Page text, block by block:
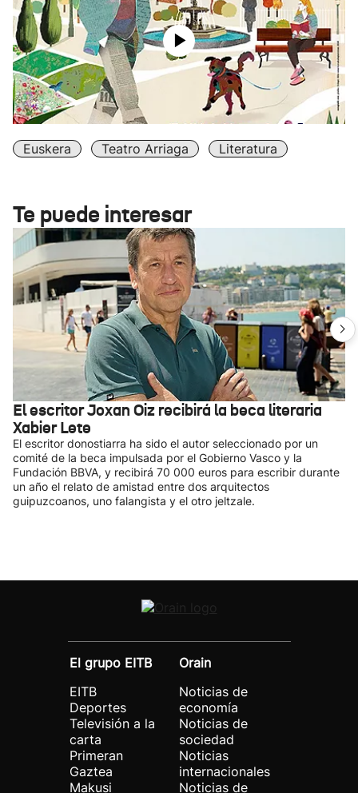
Euskera Teatro Arriaga Literatura
Te puede interesar
El escritor Joxan Oiz recibirá la beca literaria
Xabier Lete
El escritor donostiarra ha sido el autor seleccionado por un
comité de la beca impulsada por el Gobierno Vasco y la
Fundación BBVA, y recibirá 70 000 euros para escribir durante
un año el relato de amistad entre dos arquitectos
guipuzcoanos, uno falangista y el otro jeltzale.
El grupo EITB
EITB
Deportes
Televisión a la
carta
Primeran
Gaztea
Makusi
Orain
Noticias de
economía
Noticias de
sociedad
Noticias
internacionales
Noticias de